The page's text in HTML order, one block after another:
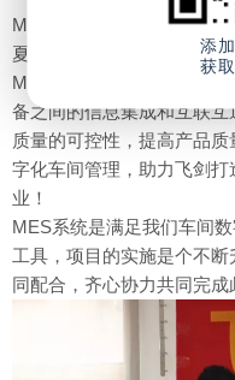
MES项目的启动，标志着
夏飞剑董事长对本次项目的
MES项目的实施，实现车
备之间的信息集成和互联
质量的可控性，提高产品
字化车间管理，助力飞剑
业！
MES系统是满足我们车间
工具，项目的实施是个不
同配合，齐心协力共同完成
添
获